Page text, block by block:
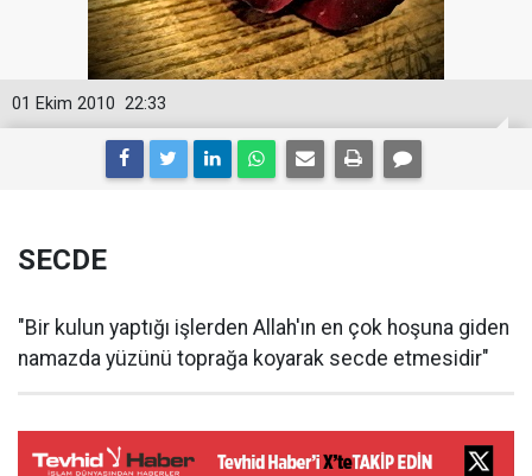
22:33
01 Ekim 2010
SECDE
"Bir kulun yaptığı işlerden Allah'ın en çok hoşuna giden
namazda yüzünü toprağa koyarak secde etmesidir"